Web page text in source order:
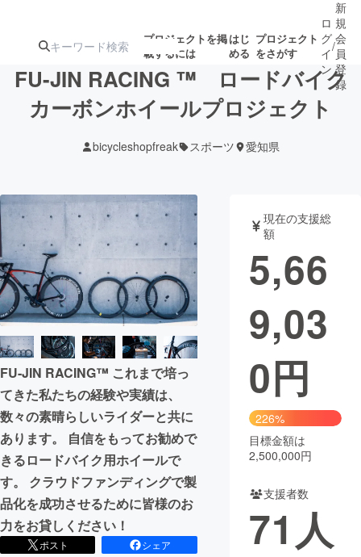
プロジェクトを掲
載するには
はじ
める
プロジェクト
をさがす
ターン
ジェクト
募集終了が近いプ
ロジェクト
アート・写真 音楽
テクノロジー・ガジェット ゲーム・サ
映像・映画
ビジネス・起業
まちづくり・地域活性化
CAMPFIRE for Social Good CAMPFIRE Creation
CAMPFIREふるさと納税
コミュニティ
ロ
グ
イ
ン
/
新
規
会
員
登
録
FU-JIN RACING ™ ロードバイク
カーボンホイールプロジェクト
bicycleshopfreak スポーツ 愛知県
FU-JIN RACING™ これまで培っ
てきた私たちの経験や実績は、
数々の素晴らしいライダーと共に
あります。 自信をもってお勧めで
きるロードバイク用ホイールで
す。 クラウドファンディングで製
品化を成功させるために皆様のお
力をお貸しください！
ポスト
シェア
現在の支援総
額
5,66
9,03
0円
226%
目標金額は
2,500,000円
支援者数
71 人